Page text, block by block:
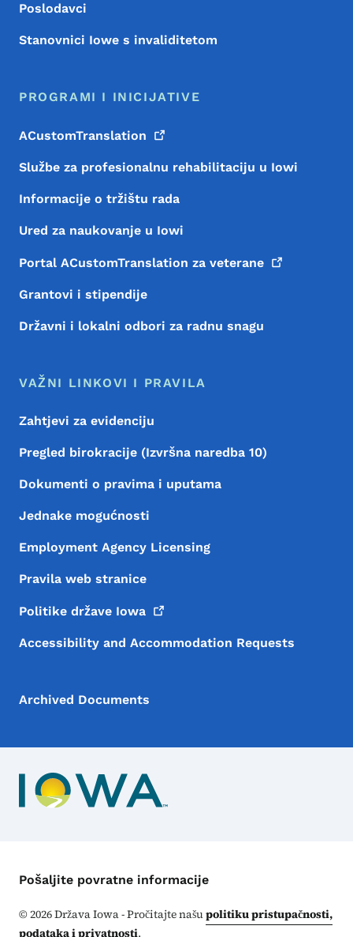
Poslodavci
Stanovnici Iowe s invaliditetom
PROGRAMI I INICIJATIVE
ACustomTranslation
Službe za profesionalnu rehabilitaciju u Iowi
Informacije o tržištu rada
Ured za naukovanje u Iowi
Portal ACustomTranslation za veterane
Grantovi i stipendije
Državni i lokalni odbori za radnu snagu
VAŽNI LINKOVI I PRAVILA
Zahtjevi za evidenciju
Pregled birokracije (Izvršna naredba 10)
Dokumenti o pravima i uputama
Jednake mogućnosti
Employment Agency Licensing
Pravila web stranice
Politike države Iowa
Accessibility and Accommodation Requests
Archived Documents
Kontakt meni
Pošaljite povratne informacije
©2026Država Iowa - Pročitajte našupolitiku pristupačnosti,
podataka i privatnosti.